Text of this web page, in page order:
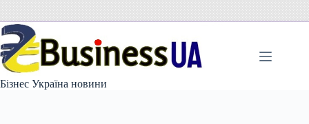
вмісту
Бізнес Україна новини